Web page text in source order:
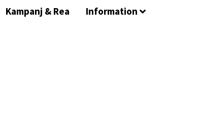
Kampanj & Rea
Information